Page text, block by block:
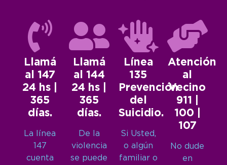
Llamá
al 147
24 hs |
365
días.
La línea
147
cuenta
Llamá
al 144
24 hs |
365
días.
De la
violencia
se puede
Línea
135
Prevención
del
Suicidio.
Si Usted,
o algún
familiar o
Atención
al
Vecino
911 |
100 |
107
No dude
en